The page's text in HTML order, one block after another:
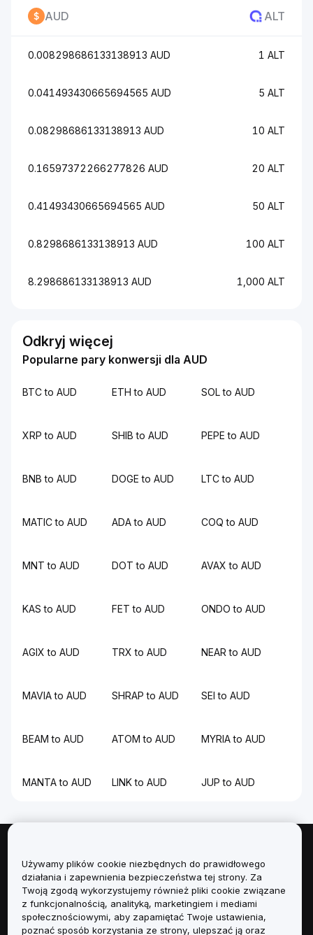
AUD ALT
0.008298686133138913 AUD 1 ALT
0.041493430665694565 AUD 5 ALT
0.08298686133138913 AUD 10 ALT
0.16597372266277826 AUD 20 ALT
0.41493430665694565 AUD 50 ALT
0.8298686133138913 AUD 100 ALT
8.298686133138913 AUD 1,000 ALT
Odkryj więcej
Popularne pary konwersji dla AUD
BTC to AUD ETH to AUD SOL to AUD
XRP to AUD SHIB to AUD PEPE to AUD
BNB to AUD DOGE to AUD LTC to AUD
MATIC to AUD ADA to AUD COQ to AUD
MNT to AUD DOT to AUD AVAX to AUD
KAS to AUD FET to AUD ONDO to AUD
AGIX to AUD TRX to AUD NEAR to AUD
MAVIA to AUD SHRAP to AUD SEI to AUD
BEAM to AUD ATOM to AUD MYRIA to AUD
MANTA to AUD LINK to AUD JUP to AUD
Informacje
Usługi
Obsługa Klienta
Używamy plików cookie niezbędnych do prawidłowego
działania i zapewnienia bezpieczeństwa tej strony. Za
Twoją zgodą wykorzystujemy również pliki cookie związane
z funkcjonalnością, analityką, marketingiem i mediami
społecznościowymi, aby zapamiętać Twoje ustawienia,
poznać sposób korzystania ze strony, ulepszać ją oraz